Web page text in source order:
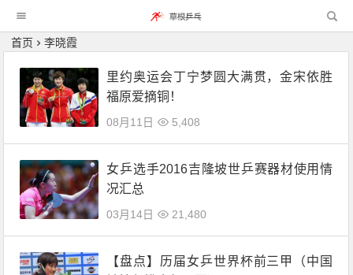
首页 李晓霞
里约奥运会丁宁梦圆大满贯，金宋依胜
福原爱摘铜！
08月11日 5,408
女乒选手2016吉隆坡世乒赛器材使用情
况汇总
03月14日 21,480
【盘点】历届女乒世界杯前三甲（中国